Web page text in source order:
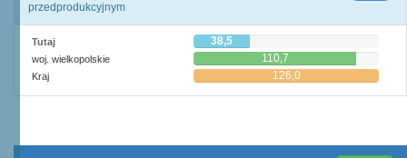
przedprodukcyjnym
Tutaj 38,5
woj. wielkopolskie 110,7
Kraj 126,0